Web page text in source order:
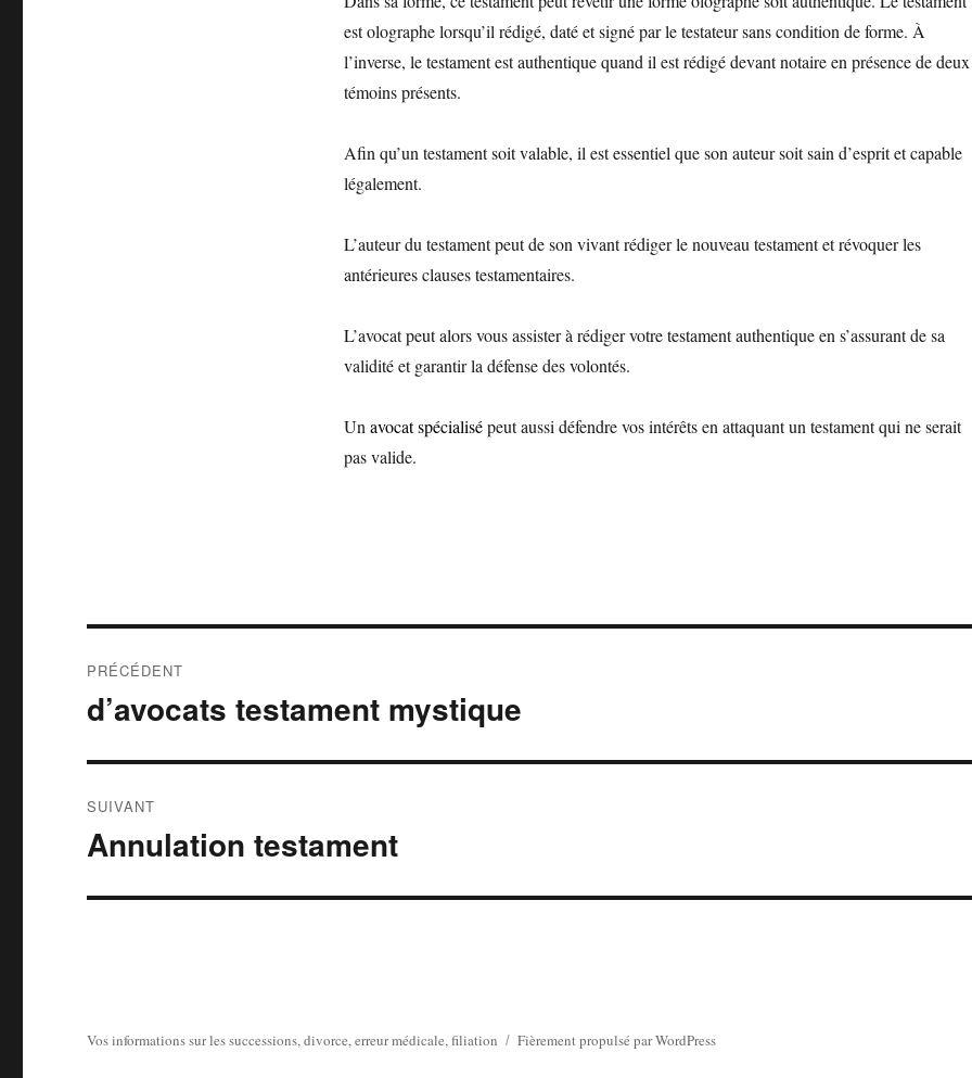
est olographe lorsqu’il rédigé, daté et signé par le testateur sans condition de forme. À
l’inverse, le testament est authentique quand il est rédigé devant notaire en présence de deux
témoins présents.
Afin qu’un testament soit valable, il est essentiel que son auteur soit sain d’esprit et capable
légalement.
L’auteur du testament peut de son vivant rédiger le nouveau testament et révoquer les
antérieures clauses testamentaires.
L’avocat peut alors vous assister à rédiger votre testament authentique en s’assurant de sa
validité et garantir la défense des volontés.
Unavocat spécialisépeut aussi défendre vos intérêts en attaquant un testament qui ne serait
pas valide.
de
PRÉCÉDENT
Publication
d’avocats testament mystique
SUIVANT
Publication
Annulation testament
Vos informations sur les successions, divorce, erreur médicale, filiation Fièrement propulsé par WordPress